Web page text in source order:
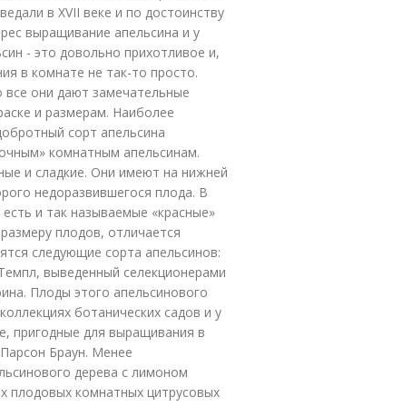
в XVII веке и по достоинству
выращивание апельсина и у
- это довольно прихотливое и,
в комнате не так-то просто.
все они дают замечательные
и размерам. Наиболее
сорт апельсина
комнатным апельсинам.
и сладкие. Они имеют на нижней
недоразвившегося плода. В
и так называемые «красные»
плодов, отличается
следующие сорта апельсинов:
выведенный селекционерами
Плоды этого апельсинового
ботанических садов и у
пригодные для выращивания в
Браун. Менее
дерева с лимоном
плодовых комнатных цитрусовых